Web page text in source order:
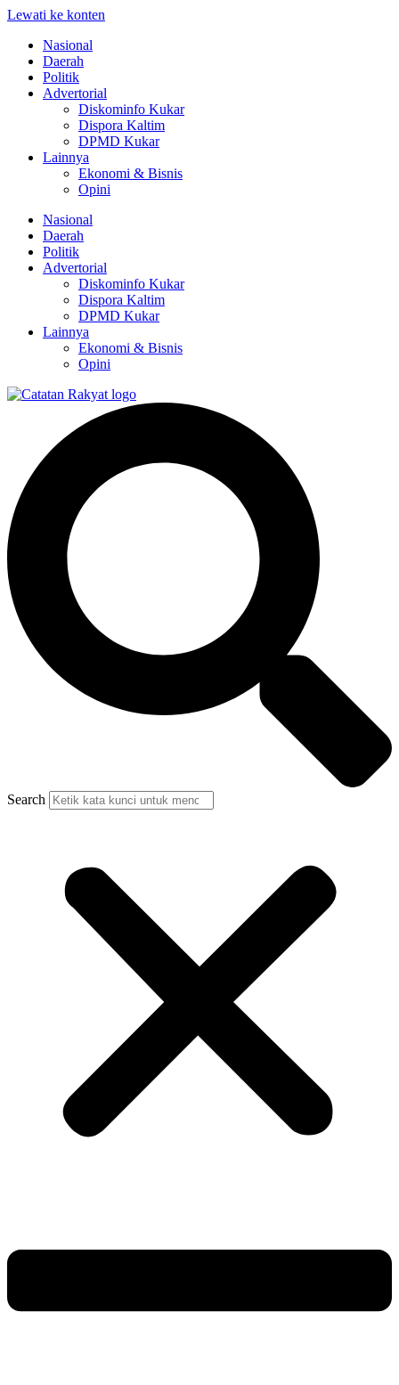
Lewati ke konten
Nasional
Daerah
Politik
Advertorial
Diskominfo Kukar
Dispora Kaltim
DPMD Kukar
Lainnya
Ekonomi & Bisnis
Opini
Nasional
Daerah
Politik
Advertorial
Diskominfo Kukar
Dispora Kaltim
DPMD Kukar
Lainnya
Ekonomi & Bisnis
Opini
Search